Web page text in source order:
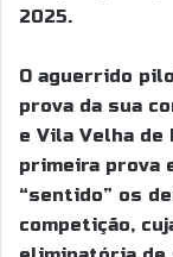
2025.
O aguerrido
prova da sua
e Vila Velha de
primeira prova
“sentido” os
competição,